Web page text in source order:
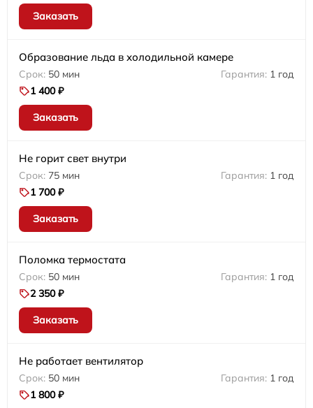
Заказать
Образование льда в холодильной камере
50 мин
1 год
1 400 ₽
Заказать
Не горит свет внутри
75 мин
1 год
1 700 ₽
Заказать
Поломка термостата
50 мин
1 год
2 350 ₽
Заказать
Не работает вентилятор
50 мин
1 год
1 800 ₽